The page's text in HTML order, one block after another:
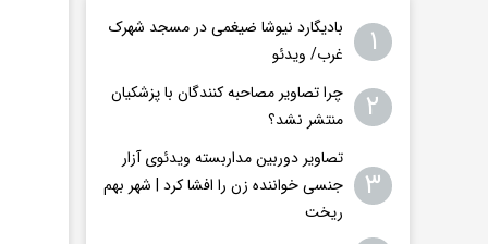
۱
بادیگارد نیوشا ضیغمی در مسجد شهرک
غرب/ ویدئو
۲
چرا تصاویر مصاحبه کنندگان با پزشکیان
منتشر نشد؟
۳
تصاویر دوربین مداربسته ویدئوی آزار
جنسی خواننده زن را افشا کرد | شهر بهم
ریخت